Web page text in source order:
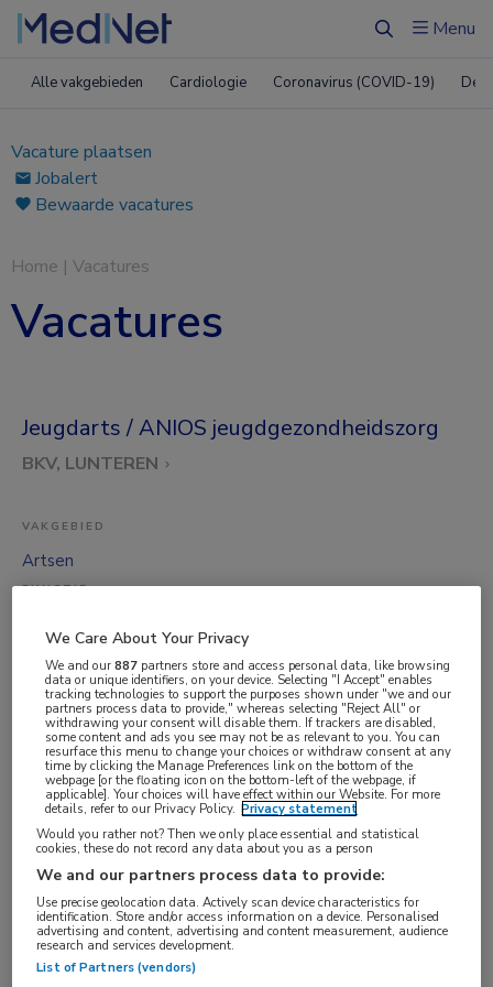
ZoekenMenu
Alle vakgebieden Cardiologie Coronavirus (COVID-19)
Vacature plaatsen
Jobalert
Bewaarde vacatures
Home | Vacatures
Vacatures
Jeugdarts / ANIOS jeugdgezondheidszorg
BKV, LUNTEREN
VAKGEBIED
Artsen
FUNCTIE
Onbekend
AANSTELLING
Vaste aanstelling
PLAATSINGSDATUM
30 maart 2026
NIVEAU
Overig
ERVARING
Niet nader bepaald
DIENSTVERBAND
We Care About Your Privacy
We and our887 partners store and access personal data, like browsing
data or unique identifiers, on your device. Selecting "I Accept" enables
tracking technologies to support the purposes shown under "we and our
partners process data to provide," whereas selecting "Reject All" or
withdrawing your consent will disable them. If trackers are disabled,
some content and ads you see may not be as relevant to you. You can
resurface this menu to change your choices or withdraw consent at any
time by clicking the Manage Preferences link on the bottom of the
webpage [or the floating icon on the bottom-left of the webpage, if
applicable]. Your choices will have effect within our Website. For more
details, refer to our Privacy Policy. Privacy statement
Would you rather not? Then we only place essential and statistical
cookies, these do not record any data about you as a person
We and our partners process data to provide:
Use precise geolocation data. Actively scan device characteristics for
identification. Store and/or access information on a device. Personalised
advertising and content, advertising and content measurement, audience
research and services development.
List of Partners (vendors)